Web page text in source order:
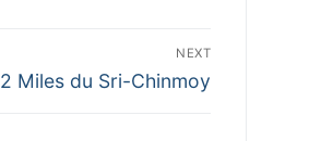
NEXT
Next
2 Miles du Sri-Chinmoy